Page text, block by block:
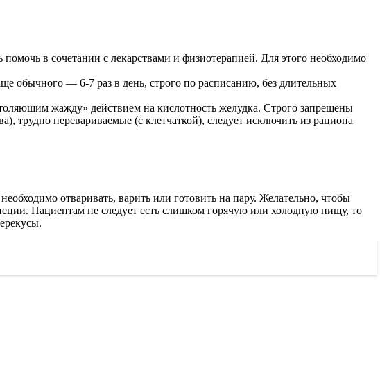
в сочетании с лекарствами и физиотерапией. Для этого необходимо
обычного — 6-7 раз в день, строго по расписанию, без длительных
жажду» действием на кислотность желудка. Строго запрещены
перевариваемые (с клетчаткой), следует исключить из рациона
отваривать, варить или готовить на пару. Желательно, чтобы
Пациентам не следует есть слишком горячую или холодную пищу, то